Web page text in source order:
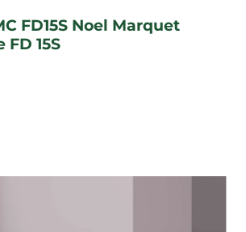
FD15S Noel Marquet
15S